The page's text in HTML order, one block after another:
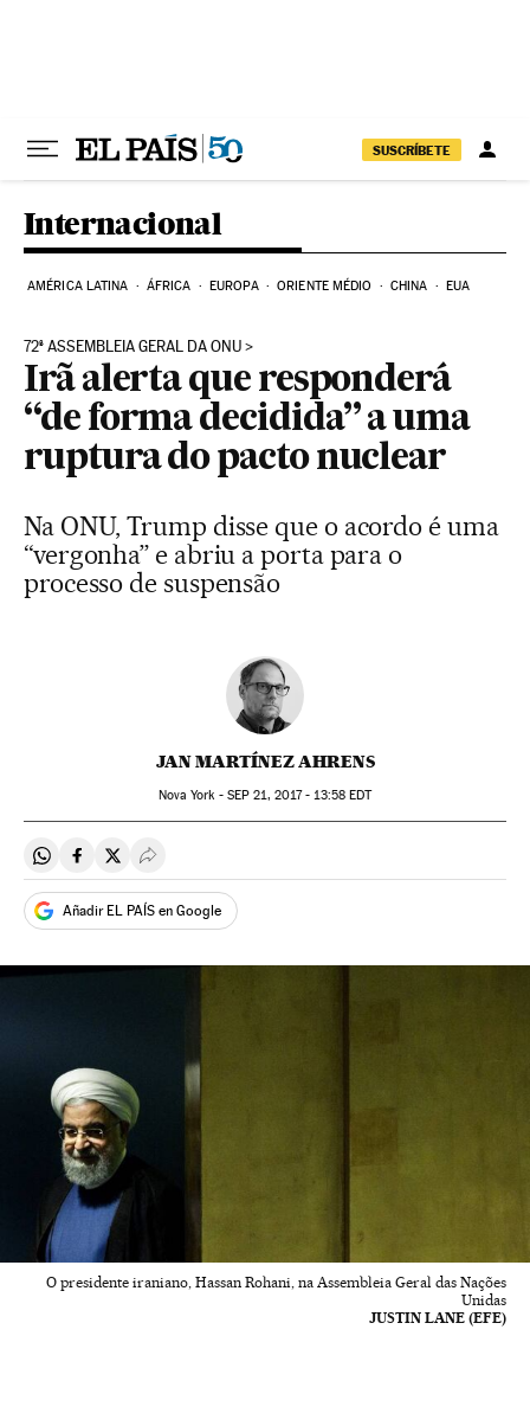
SUSCRÍBETE
Internacional
AMÉRICA LATINA ÁFRICA EUROPA ORIENTE MÉDIO CHINA EUA
72ª ASSEMBLEIA GERAL DA ONU
Irã alerta que responderá
“de forma decidida” a uma
ruptura do pacto nuclear
Na ONU, Trump disse que o acordo é uma
“vergonha” e abriu a porta para o
processo de suspensão
JAN MARTÍNEZ AHRENS
Nova York - SEP 21, 2017 - 13:58EDT
Compartir en Whatsapp
Compartir en Facebook
Compartir en Twitter
Desplegar Redes Sociales
Añadir EL PAÍS en Google
O presidente iraniano, Hassan Rohani, na Assembleia Geral das Nações
Unidas
JUSTIN LANE (EFE)